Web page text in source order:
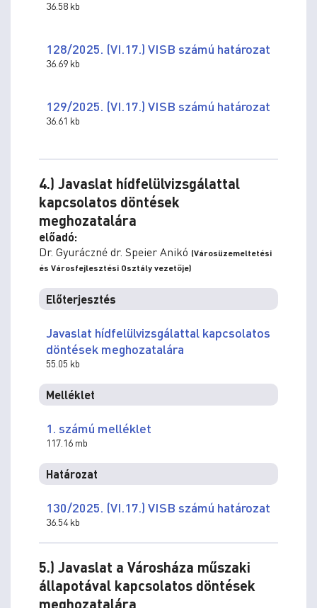
36.58 kb
128/2025. (VI.17.) VISB számú határozat
36.69 kb
129/2025. (VI.17.) VISB számú határozat
36.61 kb
4.) Javaslat hídfelülvizsgálattal
kapcsolatos döntések
meghozatalára
előadó:
Dr. Gyuráczné dr. Speier Anikó (Városüzemeltetési
és Városfejlesztési Osztály vezetője)
Előterjesztés
Javaslat hídfelülvizsgálattal kapcsolatos
döntések meghozatalára
55.05 kb
Melléklet
1. számú melléklet
117.16 mb
Határozat
130/2025. (VI.17.) VISB számú határozat
36.54 kb
5.) Javaslat a Városháza műszaki
állapotával kapcsolatos döntések
meghozatalára